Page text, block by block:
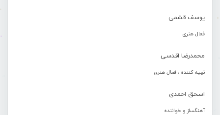
یوسف قشمی
فعال هنری
محمدرضا اقدسی
تهیه کننده ، فعال هنری
اسحق احمدی
آهنگساز و خواننده